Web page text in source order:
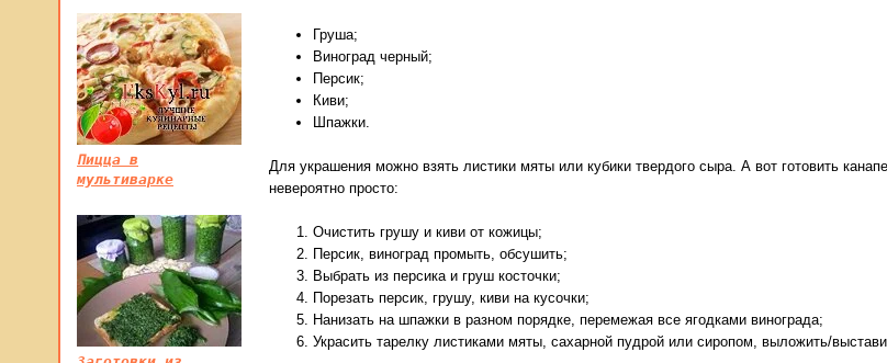
Груша;
Виноград черный;
Персик;
Киви;
Шпажки.
Для украшения можно взять листики мяты или кубики твердого сыра. А вот готовить
невероятно просто:
Очистить грушу и киви от кожицы;
Персик, виноград промыть, обсушить;
Выбрать из персика и груш косточки;
Порезать персик, грушу, киви на кусочки;
Нанизать на шпажки в разном порядке, перемежая все ягодками винограда;
Украсить тарелку листиками мяты, сахарной пудрой или сиропом, выложить/
Пицца в
мультиварке